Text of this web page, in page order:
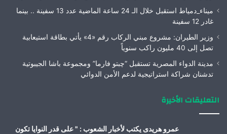
ميناء_دمياط استقبل خلال الـ 24 ساعة الماضية عدد 13 سفينة .. بينما
غادر 12 سفينة
وزير الطيران: مشروع مبني الركاب رقم «4» يأتي بطاقة استيعابية
تصل إلى 40 مليون راكب سنوياً
مدينة الدواء المصرية تستقبل “چبتو فارما” ومجموعة باشا الجيبوتية
تدشنان شراكة استراتيجية لدعم الأمن الدوائي
التعليقات الأخيرة
عمرو هريدى يكتب لأخبار الشعوب : " على قدر النوايا تكون